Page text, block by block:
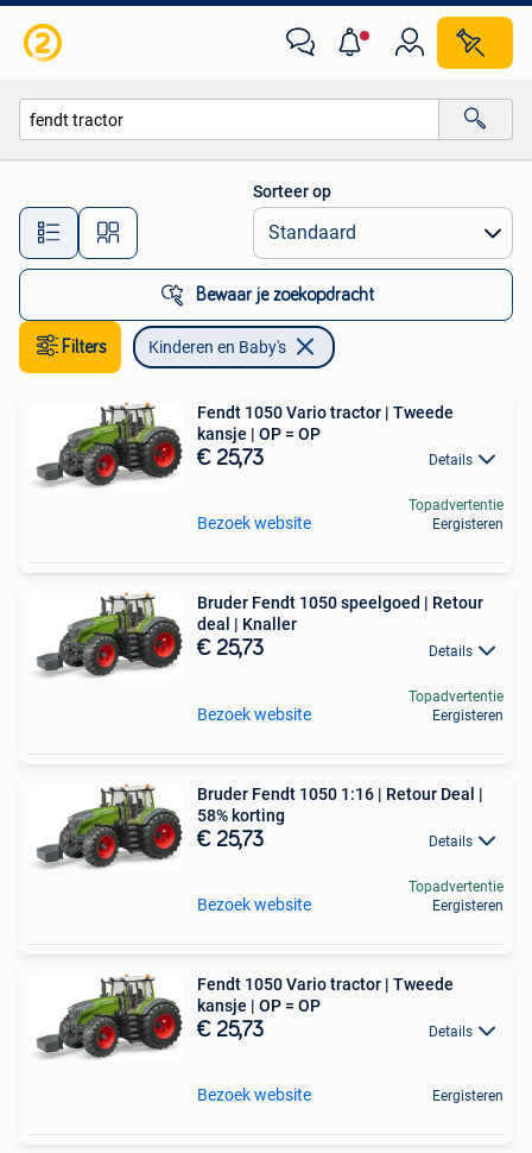
Alle afstanden…
Sorteer op
Bewaar je zoekopdracht
Filters Kinderen en Baby's
Fendt 1050 Vario tractor | Tweede
kansje | OP = OP
€ 25,73 Details
Bezoek website
Topadvertentie
Eergisteren
Bruder Fendt 1050 speelgoed | Retour
deal | Knaller
€ 25,73 Details
Bezoek website
Topadvertentie
Eergisteren
Bruder Fendt 1050 1:16 | Retour Deal |
58% korting
€ 25,73 Details
Bezoek website
Topadvertentie
Eergisteren
Fendt 1050 Vario tractor | Tweede
kansje | OP = OP
€ 25,73 Details
Bezoek website Eergisteren